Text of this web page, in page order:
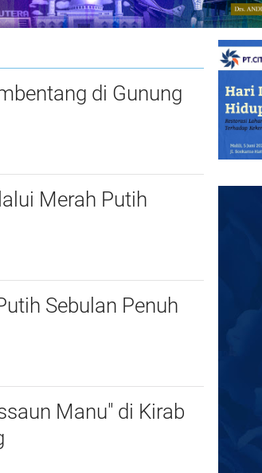
di Gunung
Merah Putih
Sebulan Penuh
Manu" di Kirab